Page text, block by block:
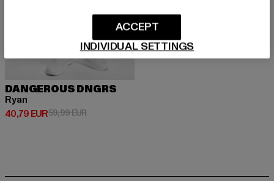
DANGEROUS DNGRS
Ryan
40,79 EUR
Derzeitiger Preis: 40,79 EUR
59,99 EURAktionspreis: 59,99 EUR
INDIVIDUAL SETTINGS
ACCEPT